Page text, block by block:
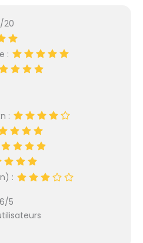
DOUCEUR : L'eau
micellaire Garnier
démaquille et apaise
tout en capturant les
impuretés et le sébum,
grâce aux micelles qui
permettent de nettoyer
la peau en douceur.
FORMULE HYDRATANTE
100% VEGAN : Vegan et
approuvée par Cruelty
Free, cette formule
hypoallergénique sans
parfum associe des
micelles, agents
20
:
:
:
5